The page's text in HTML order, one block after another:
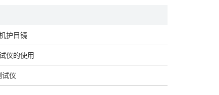
护目镜
仪的使用
仪